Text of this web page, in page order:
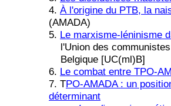
4. À l'origine du PTB, la
(AMADA)
5. Le marxisme-léninisme
l'Union des
Belgique [UC(ml)B]
6. Le combat entre TPO-
7. TPO-AMADA : un
déterminant